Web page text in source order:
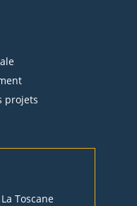
projets
Toscane